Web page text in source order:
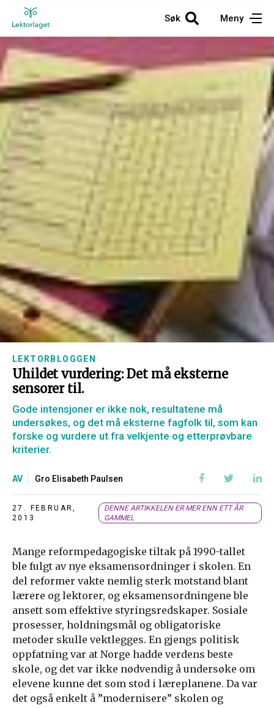
Søk Meny
LEKTORBLOGGEN
Uhildet vurdering: Det må eksterne
sensorer til.
Gode intensjoner er ikke nok, resultatene må
undersøkes, og det må eksterne fagfolk til, som kan
forske og vurdere ut fra velkjente og etterprøvbare
kriterier.
AV Gro Elisabeth Paulsen
27. FEBRUAR,
2013
DENNE ARTIKKELEN ER MER ENN ETT ÅR
GAMMEL
Mange reformpedagogiske tiltak på 1990-tallet
ble fulgt av nye eksamensordninger i skolen. En
del reformer vakte nemlig sterk motstand blant
lærere og lektorer, og eksamensordningene ble
ansett som effektive styringsredskaper. Sosiale
prosesser, holdningsmål og obligatoriske
metoder skulle vektlegges. En gjengs politisk
oppfatning var at Norge hadde verdens beste
skole, og det var ikke nødvendig å undersøke om
elevene kunne det som stod i læreplanene. Da var
det også enkelt å ”modernisere” skolen og